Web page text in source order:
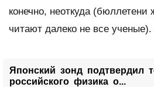
конечно, неоткуда (бюллетени
читают далеко не все ученые).
Японский зонд подтвердил
российского физика о...